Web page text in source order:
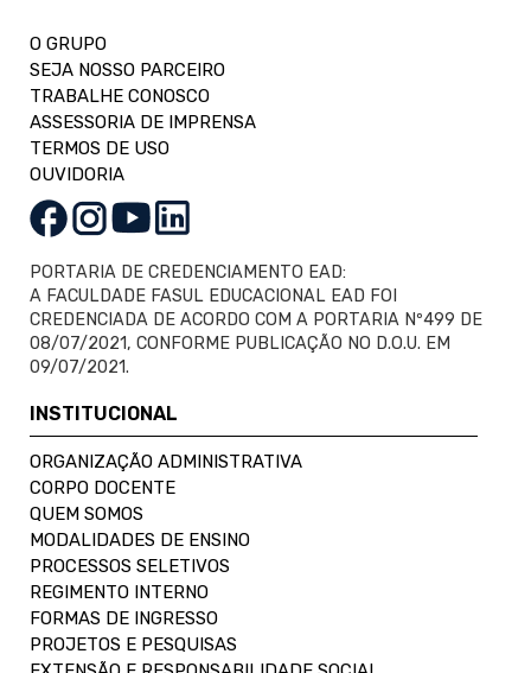
O GRUPO
SEJA NOSSO PARCEIRO
TRABALHE CONOSCO
ASSESSORIA DE IMPRENSA
TERMOS DE USO
OUVIDORIA
PORTARIA DE CREDENCIAMENTO EAD:
A FACULDADE FASUL EDUCACIONAL EAD FOI
CREDENCIADA DE ACORDO COM A PORTARIA Nº499 DE
08/07/2021, CONFORME PUBLICAÇÃO NO D.O.U. EM
09/07/2021.
INSTITUCIONAL
ORGANIZAÇÃO ADMINISTRATIVA
CORPO DOCENTE
QUEM SOMOS
MODALIDADES DE ENSINO
PROCESSOS SELETIVOS
REGIMENTO INTERNO
FORMAS DE INGRESSO
PROJETOS E PESQUISAS